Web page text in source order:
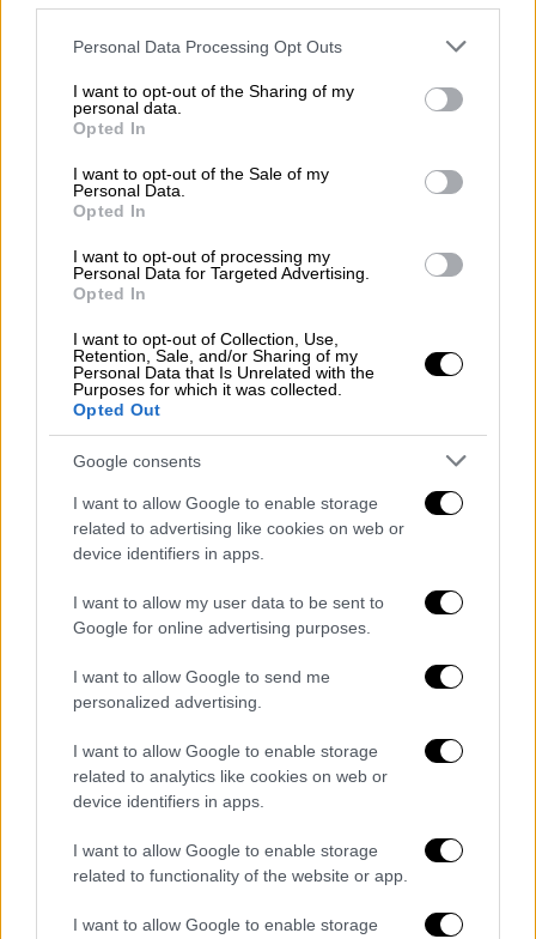
Please note that this website/app uses one or more Google
not limited to your visit or usage behaviour. You may click to
grant or deny consent to Google and its third-party tags to
use your data for below specified purposes in below Google
consent section.
Personal Data Processing Opt Outs
I want to opt-out of the Sharing of my
personal data.
Opted In
I want to opt-out of the Sale of my
Personal Data.
Opted In
I want to opt-out of processing my
Personal Data for Targeted Advertising.
Opted In
I want to opt-out of Collection, Use,
Retention, Sale, and/or Sharing of my
Personal Data that Is Unrelated with the
Purposes for which it was collected.
Opted Out
Google consents
I want to allow Google to enable storage
related to advertising like cookies on web or
device identifiers in apps.
I want to allow my user data to be sent to
Google for online advertising purposes.
I want to allow Google to send me
personalized advertising.
I want to allow Google to enable storage
related to analytics like cookies on web or
device identifiers in apps.
I want to allow Google to enable storage
related to functionality of the website or app.
I want to allow Google to enable storage
Η Πιστοποίηση αυτή βασίζεται κατά κύριο
λόγο, στην άμεση, ανώνυμη και εμπιστευτική
αξιολόγηση την οποίαπραγματοποιούν οι
εργαζόμενοι της εταιρείας
σχετικά με την
εμπειρία τους από το εργασιακό τους
περιβάλλον.
Ο Διευθύνων Σύμβουλος της εταιρείας,
Γιάννης Μασούτης,σημείωσε σχετικά:
«Είμαστε υπερήφανοι που η σχέση μας με
δυναμώνει περισσότερο μέσα στον χρόνο
και μάλιστα αυτό επιβεβαιώνεται μέσα από
τόσο σημαντικούς θεσμούς. Είμαστε μια
μεγάλη οικογένεια με κοινές αξίες και
στόχους. Ό,τι καταφέρνουμε, το
καταφέρνουμε όλοι μαζί. Στην εταιρεία μας,
η δύναμή μας, είναι οι άνθρωποί μας».
η πιστοποίηση
αυτή είναι ιδιαίτερα σημαντική, επειδήοι
εργαζόμενοι που παίρνουν μέρος στην
έρευνα δεν βρίσκονται σε έναν χώρο, αλλά
σε διάφορα σημεία της Ελλάδας στα
καταστήματα του δικτύου , στα γραφεία
διοίκησης, στο Logistics center. Μέσα από
αυτή διασπορά εργαζόμενων, η εταιρεία
καταφέρνει να τους εμπνέει και να τους
ενώνει προσφέροντάς τους εξαιρετικό